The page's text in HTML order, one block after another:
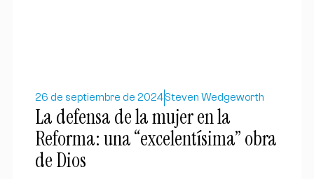
26 de septiembre de 2024Steven Wedgeworth
La defensa de la mujer en la
Reforma: una “excelentísima” obra
de Dios